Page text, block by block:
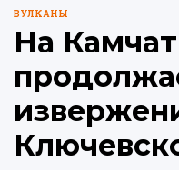
ОПУБЛИКОВАНО
В
ВУЛКАНЫ
На